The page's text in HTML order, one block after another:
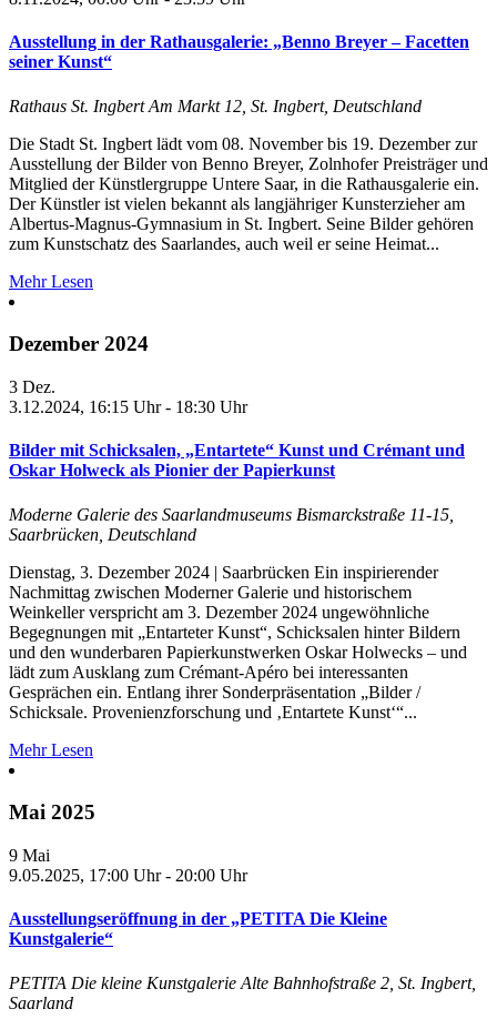
Ausstellung in der Rathausgalerie: „Benno Breyer – Facetten
seiner Kunst“
Rathaus St. IngbertAm Markt 12, St. Ingbert, Deutschland
Die Stadt St. Ingbert lädt vom 08. November bis 19. Dezember zur
Ausstellung der Bilder von Benno Breyer, Zolnhofer Preisträger und
Mitglied der Künstlergruppe Untere Saar, in die Rathausgalerie ein.
Der Künstler ist vielen bekannt als langjähriger Kunsterzieher am
Albertus-Magnus-Gymnasium in St. Ingbert. Seine Bilder gehören
zum Kunstschatz des Saarlandes, auch weil er seine Heimat...
Mehr Lesen
Dezember 2024
3 Dez.
3.12.2024, 16:15 Uhr- 18:30 Uhr
Bilder mit Schicksalen, „Entartete“ Kunst und Crémant und
Oskar Holweck als Pionier der Papierkunst
Moderne Galerie des Saarlandmuseums Bismarckstraße 11-15,
Saarbrücken, Deutschland
Dienstag, 3. Dezember 2024 | Saarbrücken Ein inspirierender
Nachmittag zwischen Moderner Galerie und historischem
Weinkeller verspricht am 3. Dezember 2024 ungewöhnliche
Begegnungen mit „Entarteter Kunst“, Schicksalen hinter Bildern
und den wunderbaren Papierkunstwerken Oskar Holwecks – und
lädt zum Ausklang zum Crémant-Apéro bei interessanten
Gesprächen ein. Entlang ihrer Sonderpräsentation „Bilder /
Schicksale. Provenienzforschung und ‚Entartete Kunst‘“...
Mehr Lesen
Mai 2025
9 Mai
9.05.2025, 17:00 Uhr- 20:00 Uhr
Ausstellungseröffnung in der „PETITA Die Kleine
Kunstgalerie“
PETITA Die kleine Kunstgalerie Alte Bahnhofstraße 2, St. Ingbert,
Saarland